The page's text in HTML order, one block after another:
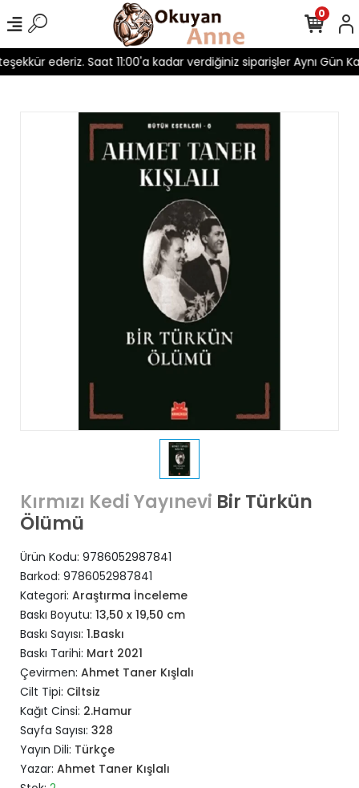
ederiz. Saat 11:00'a kadar verdiğiniz siparişler Aynı Gün
0
Kırmızı Kedi Yayınevi Bir Türkün
Ölümü
Ürün Kodu: 9786052987841
Barkod: 9786052987841
Kategori: Araştırma İnceleme
Baskı Boyutu: 13,50 x 19,50 cm
Baskı Sayısı: 1.Baskı
Baskı Tarihi: Mart 2021
Çevirmen: Ahmet Taner Kışlalı
Cilt Tipi: Ciltsiz
Kağıt Cinsi: 2.Hamur
Sayfa Sayısı: 328
Yayın Dili: Türkçe
Yazar: Ahmet Taner Kışlalı